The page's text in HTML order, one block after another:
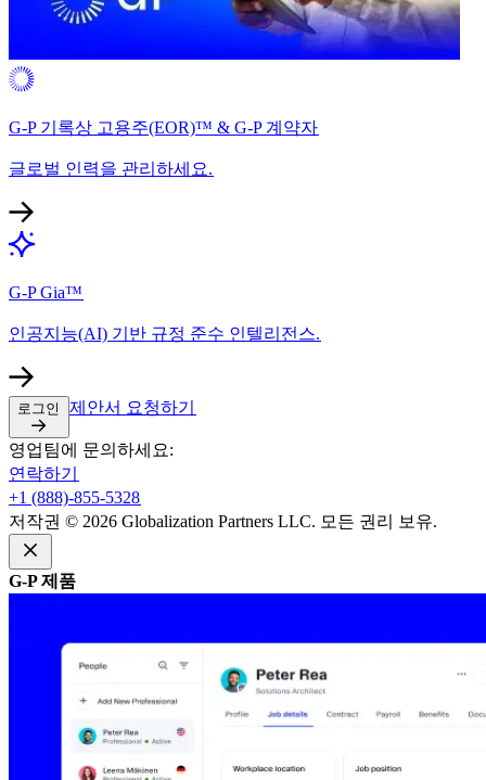
G-P 기록상 고용주(EOR)™ & G-P 계약자​​
글로벌 인력을 관리하세요.​​
G-P Gia™​​
인공지능(AI) 기반 규정 준수 인텔리전스.​​
로그인​​ 제안서 요청하기​​
영업팀에 문의하세요:​​
연락하기​​
+1 (888)-855-5328​​
저작권 © 2026 Globalization Partners LLC. 모든 권리 보유.​​
G-P 제품​​